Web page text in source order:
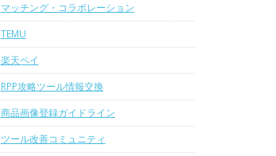
マッチング・コラボレーション
TEMU
楽天ペイ
RPP攻略ツール情報交換
商品画像登録ガイドライン
ツール改善コミュニティ